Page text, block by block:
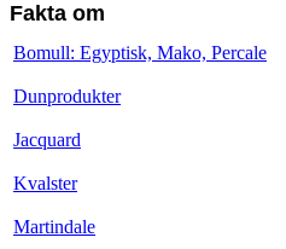
Fakta om
Bomull: Egyptisk, Mako, Percale
Dunprodukter
Jacquard
Kvalster
Martindale